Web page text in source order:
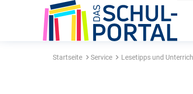
Startseite Service Lesetipps und